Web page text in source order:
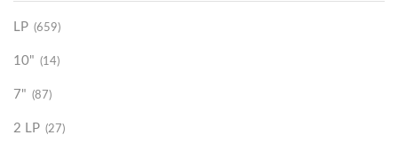
LP (659)
10" (14)
7" (87)
2 LP (27)